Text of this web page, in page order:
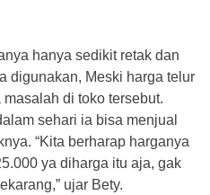
hanya sedikit retak dan
digunakan, Meski harga telur
di toko tersebut.
sehari ia bisa menjual
“Kita berharap harganya
ya diharga itu aja, gak
ujar Bety.